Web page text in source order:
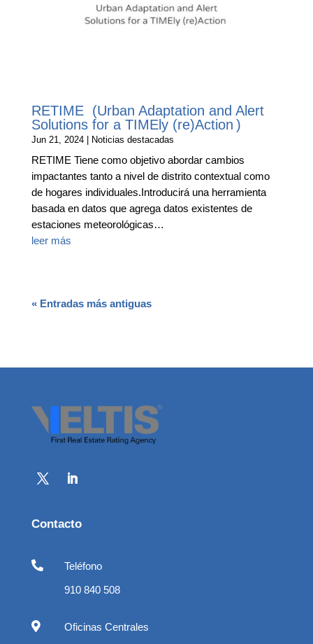
RETIME (Urban Adaptation and Alert
Solutions for a TIMEly (re)Action )
Jun 21, 2024| Noticias destacadas
RETIME Tiene como objetivo abordar cambios
impactantes tanto a nivel de distrito contextual como
de hogares individuales.Introducirá una herramienta
basada en datos que agrega datos existentes de
estaciones meteorológicas…
leer más
« Entradas más antiguas
Contacto

Teléfono
910 840 508

Oficinas Centrales